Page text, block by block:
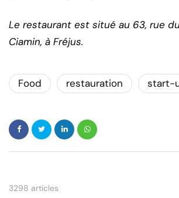
Le restaurant est situé au 63, rue
Ciamin, à Fréjus.
Food restauration start-
3298 articles